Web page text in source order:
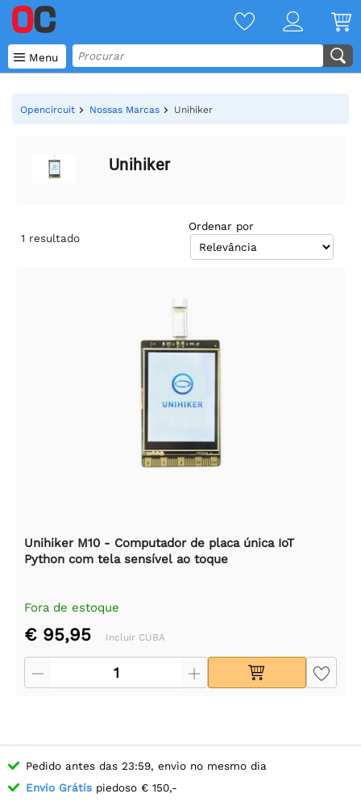
 Menu
Opencircuit Nossas Marcas Unihiker
Unihiker
1 resultado
Ordenar por
Unihiker M10 - Computador de placa única IoT
Python com tela sensível ao toque
Fora de estoque
€ 95,95 Incluir CUBA
Pedido antes das 23:59, envio no mesmo dia
Envio Grátis piedoso € 150,-